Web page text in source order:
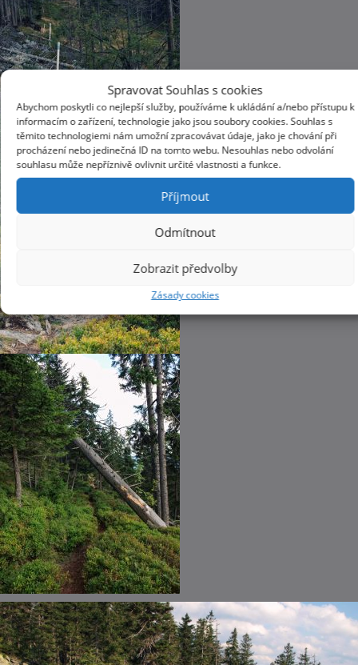
Spravovat Souhlas s cookies
Abychom poskytli co nejlepší služby, používáme k ukládání a/nebo přístupu k
informacím o zařízení, technologie jako jsou soubory cookies. Souhlas s
těmito technologiemi nám umožní zpracovávat údaje, jako je chování při
procházení nebo jedinečná ID na tomto webu. Nesouhlas nebo odvolání
souhlasu může nepříznivě ovlivnit určité vlastnosti a funkce.
Příjmout
Odmítnout
Zobrazit předvolby
Zásady cookies